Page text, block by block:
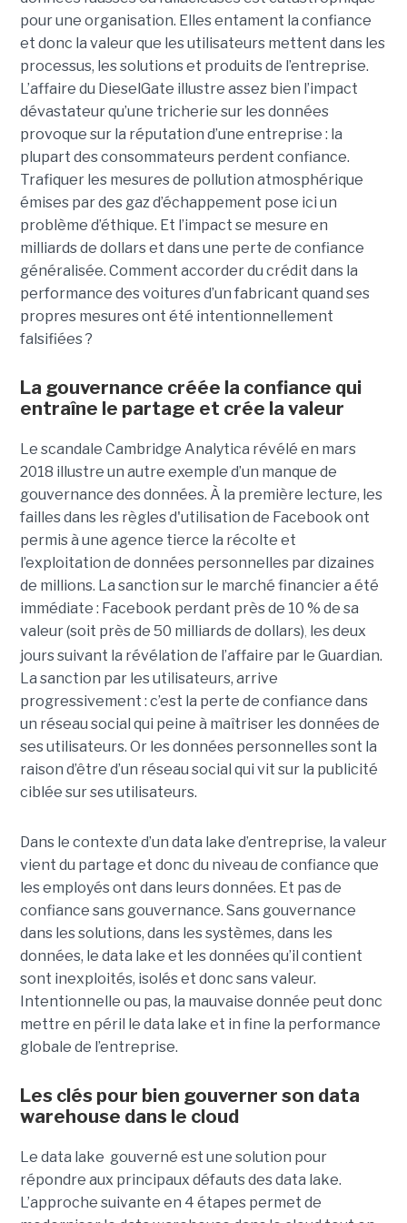
pour une organisation. Elles entament la confiance
et donc la valeur que les utilisateurs mettent dans les
processus, les solutions et produits de l’entreprise.
L’affaire du DieselGate illustre assez bien l’impact
dévastateur qu’une tricherie sur les données
provoque sur la réputation d’une entreprise : la
plupart des consommateurs perdent confiance.
Trafiquer les mesures de pollution atmosphérique
émises par des gaz d’échappement pose ici un
problème d’éthique. Et l’impact se mesure en
milliards de dollars et dans une perte de confiance
généralisée. Comment accorder du crédit dans la
performance des voitures d’un fabricant quand ses
propres mesures ont été intentionnellement
falsifiées ?
La gouvernance créée la confiance qui
entraîne le partage et crée la valeur
Le scandale Cambridge Analytica révélé en mars
2018 illustre un autre exemple d’un manque de
gouvernance des données. À la première lecture, les
failles dans les règles d'utilisation de Facebook ont
permis à une agence tierce la récolte et
l’exploitation de données personnelles par dizaines
de millions. La sanction sur le marché financier a été
immédiate : Facebook perdant près de 10 % de sa
valeur (soit près de 50 milliards de dollars), les deux
jours suivant la révélation de l’affaire par le Guardian.
La sanction par les utilisateurs, arrive
progressivement : c’est la perte de confiance dans
un réseau social qui peine à maîtriser les données de
ses utilisateurs. Or les données personnelles sont la
raison d’être d’un réseau social qui vit sur la publicité
ciblée sur ses utilisateurs.
Dans le contexte d’un data lake d’entreprise, la valeur
vient du partage et donc du niveau de confiance que
les employés ont dans leurs données. Et pas de
confiance sans gouvernance. Sans gouvernance
dans les solutions, dans les systèmes, dans les
données, le data lake et les données qu’il contient
sont inexploités, isolés et donc sans valeur.
Intentionnelle ou pas, la mauvaise donnée peut donc
mettre en péril le data lake et in fine la performance
globale de l’entreprise.
Les clés pour bien gouverner son data
warehouse dans le cloud
Le data lake gouverné est une solution pour
répondre aux principaux défauts des data lake.
L’approche suivante en 4 étapes permet de